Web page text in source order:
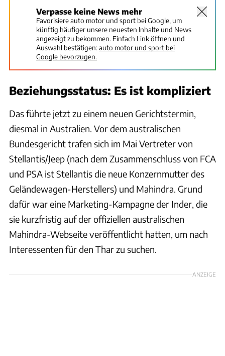
Verpasse keine News mehr
Favorisiere auto motor und sport bei Google, um
künftig häufiger unsere neuesten Inhalte und News
angezeigt zu bekommen. Einfach Link öffnen und
Auswahl bestätigen:auto motor und sport bei
Google bevorzugen.
Beziehungsstatus: Es ist kompliziert
Das führte jetzt zu einem neuen Gerichtstermin,
diesmal in Australien. Vor dem australischen
Bundesgericht trafen sich im Mai Vertreter von
Stellantis/Jeep (nach dem Zusammenschluss von FCA
und PSA ist Stellantis die neue Konzernmutter des
Geländewagen-Herstellers) und Mahindra. Grund
dafür war eine Marketing-Kampagne der Inder, die
sie kurzfristig auf der offiziellen australischen
Mahindra-Webseite veröffentlicht hatten, um nach
Interessenten für den Thar zu suchen.
ANZEIGE